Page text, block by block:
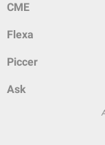
CME
Flexa
Piccer
Ask